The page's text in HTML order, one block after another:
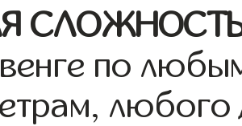
по
любого